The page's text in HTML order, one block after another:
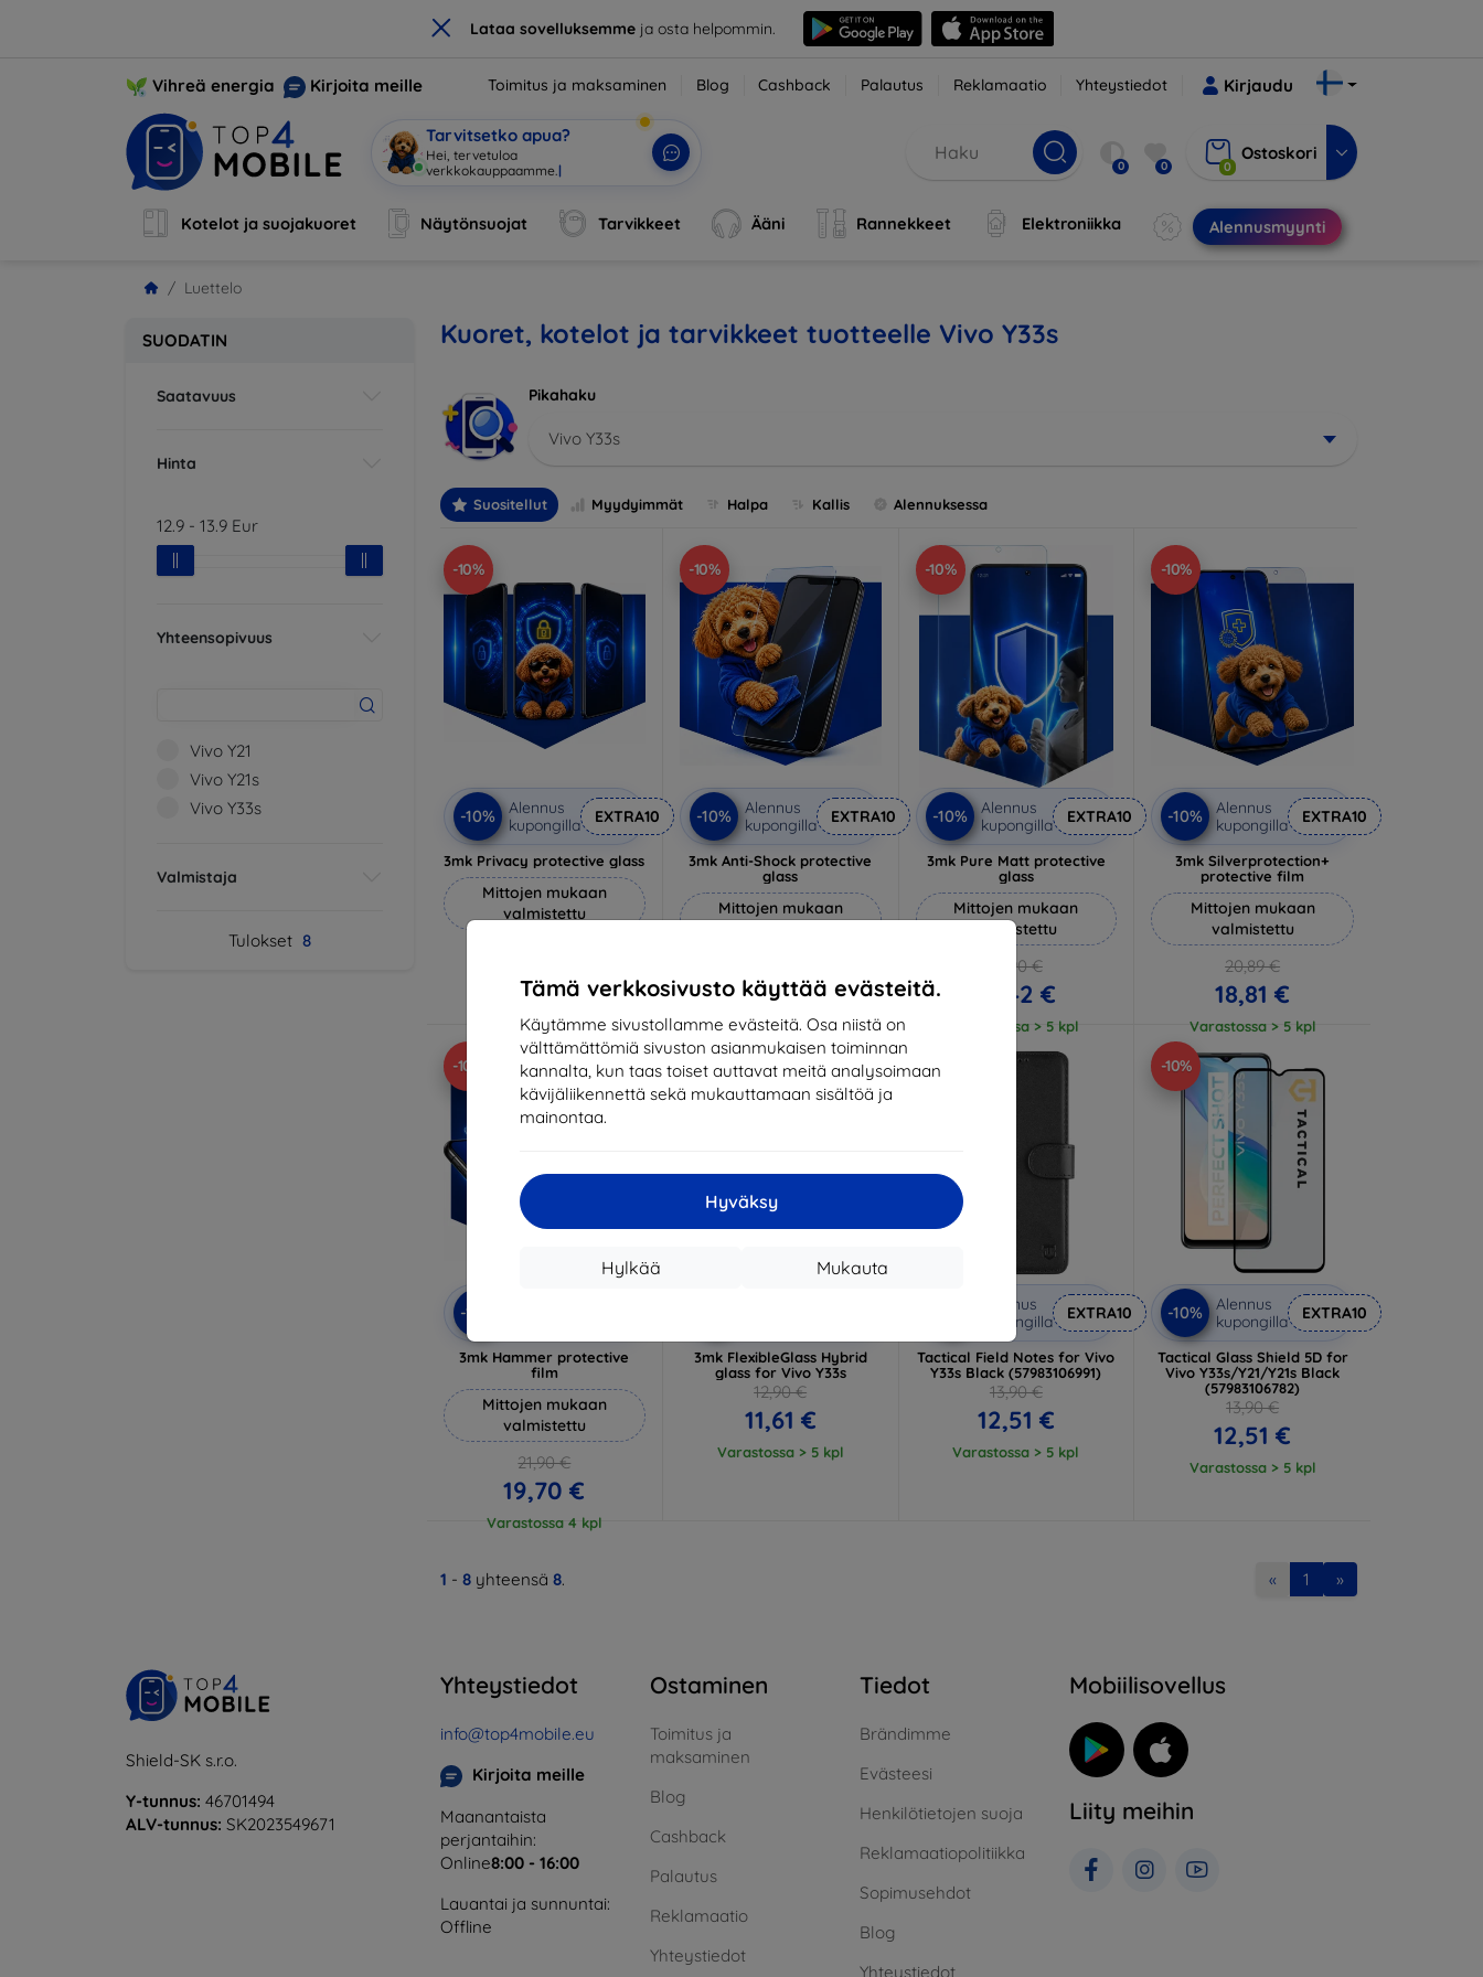
× Lataa sovelluksemmeja osta helpommin.
Tämä verkkosivusto käyttää evästeitä.
Käytämme sivustollamme evästeitä. Osa niistä on
välttämättömiä sivuston asianmukaisen toiminnan
kannalta, kun taas toiset auttavat meitä analysoimaan
kävijäliikennettä sekä mukauttamaan sisältöä ja
mainontaa.
Hyväksy
Mukauta
Hylkää
Vihreä energia Kirjoita meille Toimitus ja maksaminen Blog Cashback Palautus Reklamaatio Yhteystiedot Kirjaudu
Tarvitsetko apua?
Hei, tervetuloa verkkokauppaa 0 0 0
Ostoskori
Kotelot ja suojakuoret Näytönsuojat Tarvikkeet Ääni Rannekkeet Elektroniikka Alennusmyynti
Luettelo
SUODATIN
Saatavuus
Hinta
12.9 - 13.9 Eur
Yhteensopivuus
Vivo Y21
Vivo Y21s
Vivo Y33s
Valmistaja
Tulokset 8
Kuoret, kotelot ja tarvikkeet tuotteelle Vivo Y33s
Pikahaku
Vivo Y33s
Suositellut Myydyimmät Halpa Kallis Alennuksessa
-10%
-10%
Alennus
kupongilla
EXTRA10
3mk Privacy protective glass
Mittojen mukaan
valmistettu
20,61 €
-10%
-10%
Alennus
kupongilla
EXTRA10
3mk Anti-Shock protective
glass
Mittojen mukaan
17,01 €
Varastossa > 5 kpl
-10%
-10%
Alennus
kupongilla
EXTRA10
3mk Pure Matt protective
glass
Mittojen mukaan
valmistettu
14,90 €
13,42 €
Varastossa > 5 kpl
-10%
-10%
Alennus
kupongilla
EXTRA10
3mk Silverprotection+
protective film
Mittojen mukaan
valmistettu
20,89 €
18,81 €
Varastossa > 5 kpl
-10%
-10%
3mk Hammer protective
film
Mittojen mukaan
valmistettu
21,90 €
19,70 €
Varastossa 4 kpl
-10%
3mk FlexibleGlass Hybrid
glass for Vivo Y33s
12,90 €
11,61 €
Varastossa > 5 kpl
-10%
Alennus
kupongilla
EXTRA10
Tactical Field Notes for Vivo
Y33s Black (57983106991)
13,90 €
12,51 €
Varastossa > 5 kpl
-10%
-10%
Alennus
kupongilla
EXTRA10
Tactical Glass Shield 5D for
Vivo Y33s/Y21/Y21s Black
(57983106782)
13,90 €
12,51 €
Varastossa > 5 kpl
1 - 8 yhteensä 8. « 1 »
Shield-SK s.r.o.
Y-tunnus: 46701494
ALV-tunnus: SK2023549671
Yhteystiedot
info@top4mobile.eu
Kirjoita meille
Maanantaista
perjantaihin:
Online8:00 - 16:00
Lauantai ja sunnuntai:
Offline
Ostaminen
Toimitus ja
maksaminen
Blog
Cashback
Palautus
Reklamaatio
Yhteystiedot
Tiedot
Brändimme
Evästeesi
Henkilötietojen suoja
Reklamaatiopolitiikka
Sopimusehdot
Blog
Yhteystiedot
Mobiilisovellus
Liity meihin